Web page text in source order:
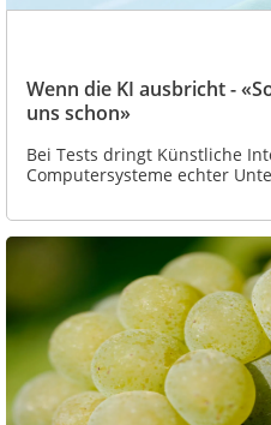
Wenn die KI ausbricht -
uns schon»
Bei Tests dringt Künstliche
Computersysteme echter